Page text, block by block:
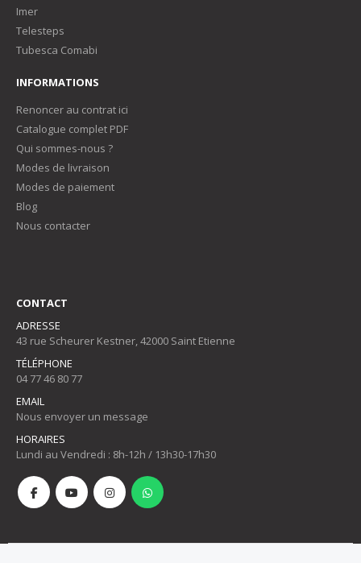
Imer
Telesteps
Tubesca Comabi
INFORMATIONS
Renoncer au contrat ici
Catalogue complet PDF
Qui sommes-nous ?
Modes de livraison
Modes de paiement
Blog
Nous contacter
CONTACT
ADRESSE
43 rue Scheurer Kestner, 42000 Saint Etienne
TÉLÉPHONE
04 77 46 80 77
EMAIL
Nous envoyer un message
HORAIRES
Lundi au Vendredi : 8h-12h / 13h30-17h30